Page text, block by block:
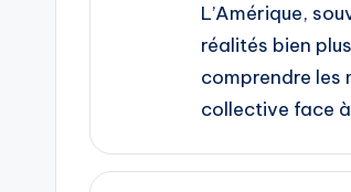
L’Amérique,
réalités bien
comprendre les
collective face